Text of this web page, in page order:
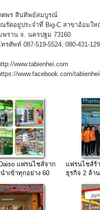
ร สินทิพย์สมบูรณ์
อยู่ประจำที่ Big-C สาขาอ้อมให
ราน จ. นครปฐม 73160
519-5524, 080-431-1299,
แฟรนไชส์จาก
เข้าทุกอย่าง 60
แฟรนไชส์ร้
ธุรกิจ 2 ล้า